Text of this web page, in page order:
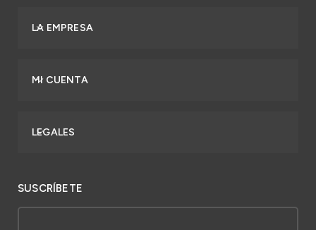
LA EMPRESA
MI CUENTA
LEGALES
SUSCRÍBETE